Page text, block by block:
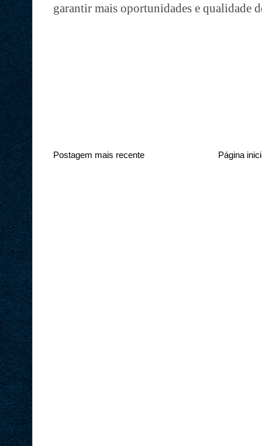
garantir mais oportunidades e qualidade
Postagem mais recente Página